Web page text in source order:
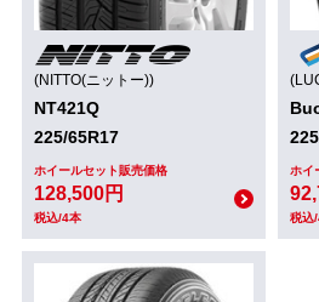
(NITTO(ニットー))
NT421Q
225/65R17
ホイールセット販売価格
128,500円
税込/4本
ホイ
税込